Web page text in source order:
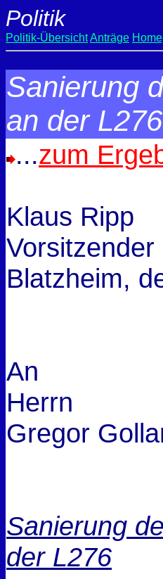
Politik
Politik-ÜbersichtAnträge
Sanierung
an der L276
...zum
Klaus Ripp
Blatzheim,
An
Herrn
Gregor
Sanierung
der L276